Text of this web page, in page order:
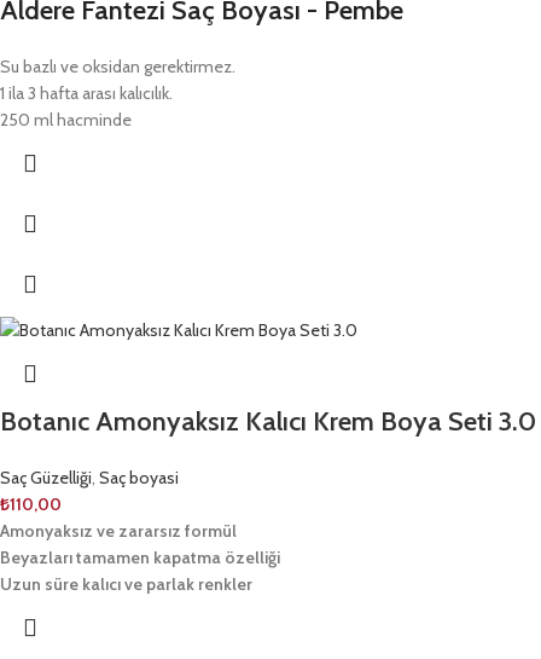
Aldere Fantezi Saç Boyası - Pembe
Su bazlı ve oksidan gerektirmez.
1 ila 3 hafta arası kalıcılık.
250 ml hacminde
Botanıc Amonyaksız Kalıcı Krem Boya Seti 3.0
Saç Güzelliği, Saç boyasi
₺110,00
Amonyaksız ve zararsız formül
Beyazları tamamen kapatma özelliği
Uzun süre kalıcı ve parlak renkler